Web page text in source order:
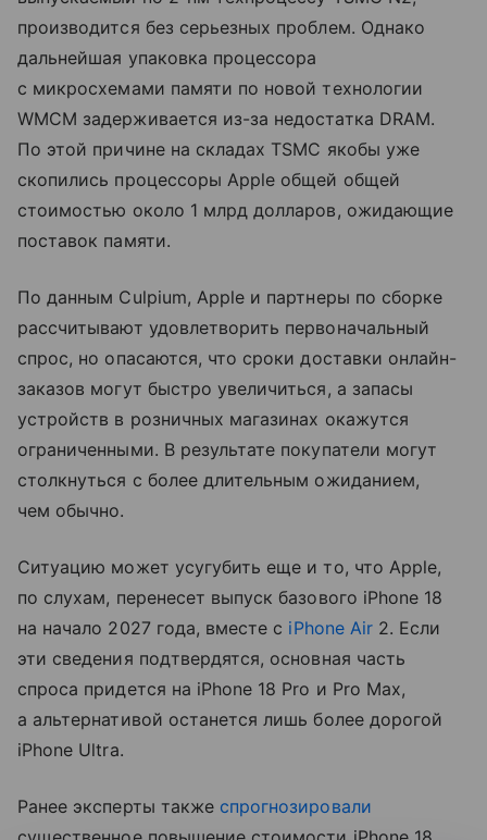
производится без серьезных проблем. Однако
дальнейшая упаковка процессора
с микросхемами памяти по новой технологии
WMCM задерживается из-за недостатка DRAM.
По этой причине на складах TSMC якобы уже
скопились процессоры Apple общей общей
стоимостью около 1 млрд долларов, ожидающие
поставок памяти.
По данным Culpium, Apple и партнеры по сборке
рассчитывают удовлетворить первоначальный
спрос, но опасаются, что сроки доставки онлайн-
заказов могут быстро увеличиться, а запасы
устройств в розничных магазинах окажутся
ограниченными. В результате покупатели могут
столкнуться с более длительным ожиданием,
чем обычно.
Ситуацию может усугубить еще и то, что Apple,
по слухам, перенесет выпуск базового iPhone 18
на начало 2027 года, вместе с iPhone Air2. Если
эти сведения подтвердятся, основная часть
спроса придется на iPhone 18 Pro и Pro Max,
а альтернативой останется лишь более дорогой
iPhone Ultra.
Ранее эксперты также спрогнозировали